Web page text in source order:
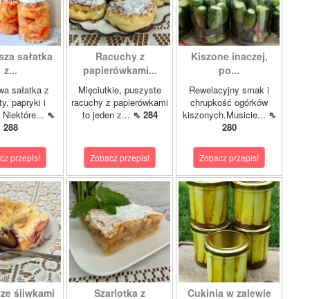
sałatka
z...
sałatka z
papryki i
Niektóre... ⇖
288
przepis!
Racuchy z
papierówkami...
Mięciutkie, puszyste
racuchy z papierówkami
to jeden z... ⇖ 284
Zobacz przepis!
Kiszone inaczej,
po...
Rewelacyjny smak i
chrupkość ogórków
kiszonych.Musicie... ⇖
280
Zobacz przepis!
śliwkami Szarlotka z Cukinia w zalewie